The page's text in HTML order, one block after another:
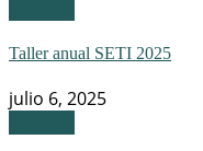
Taller anual SETI 2025
julio 6, 2025